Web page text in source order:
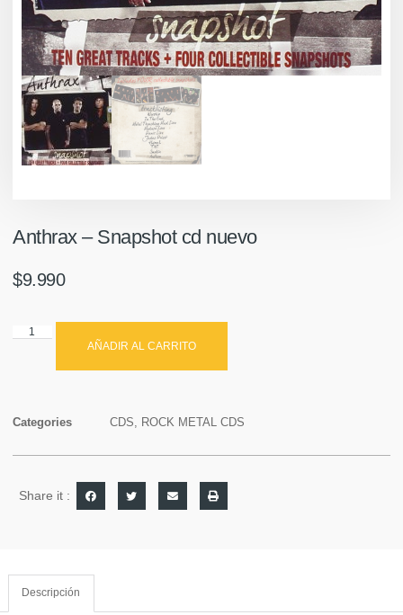
Anthrax – Snapshot cd nuevo
$9.990
AÑADIR AL CARRITO
Categories CDS, ROCK METAL CDS
Share it :
Descripción